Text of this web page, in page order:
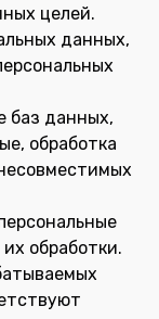
целей.
данных,
баз данных,
обработка
обработки.